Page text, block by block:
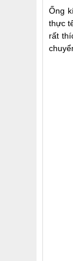
Ống
thực
rất